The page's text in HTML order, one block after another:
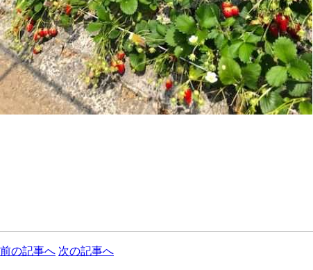
前の記事へ 次の記事へ